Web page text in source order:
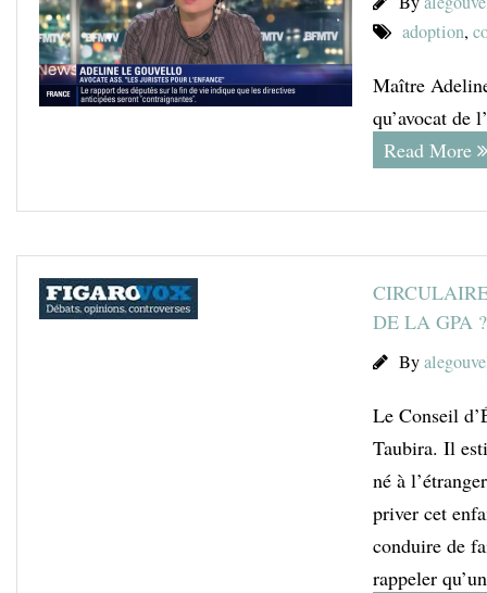
adoption,
Maître
qu’avocat de
Read More
DE LA GPA ?
By
Le Conseil
Taubira. Il
né à
priver cet
conduire de
rappeler